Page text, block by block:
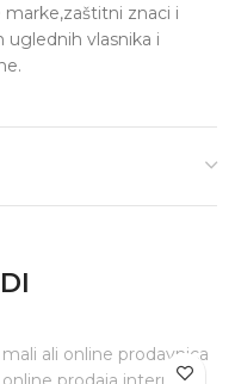
znaci i
uglednih vlasnika i